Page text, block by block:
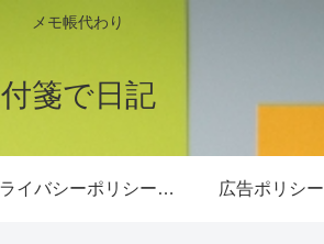
メモ帳代わり
付箋で日記
プライバシーポリシー・免責事項 広告ポリシー